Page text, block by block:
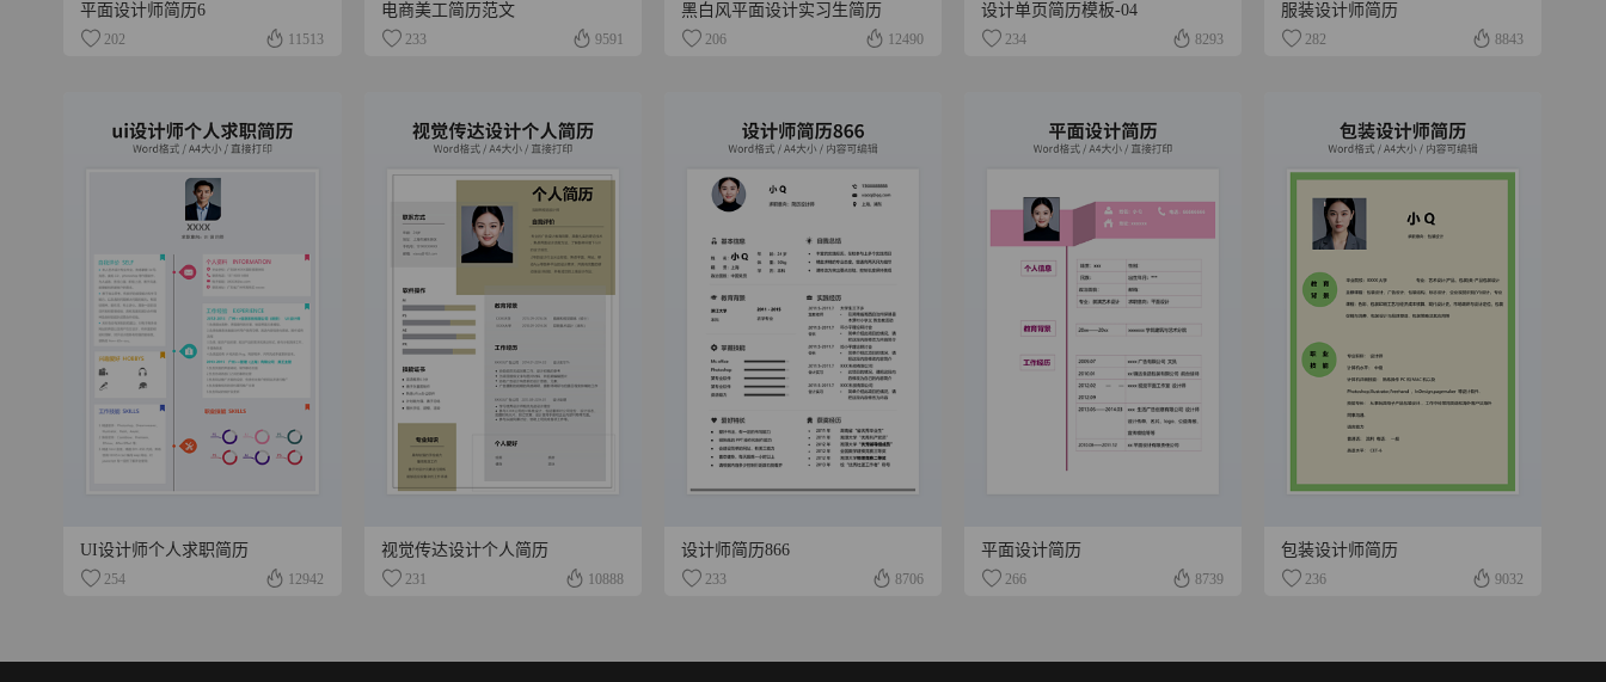
平面设计师简历6
202 11513
电商美工简历范文
233 9591
黑白风平面设计实习生简历
206 12490
设计单页简历模板-04
234 8293
服装设计师简历
282 8843
UI设计师个人求职简历
254 12942
视觉传达设计个人简历
231 10888
设计师简历866
233 8706
平面设计简历
266 8739
包装设计师简历
236 9032